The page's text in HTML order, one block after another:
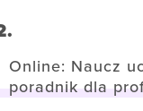
Online: Naucz
poradnik dla